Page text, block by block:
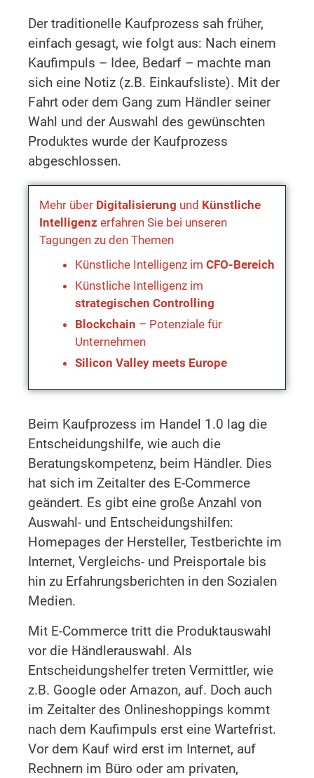
Der traditionelle Kaufprozess sah früher,
einfach gesagt, wie folgt aus: Nach einem
Kaufimpuls – Idee, Bedarf – machte man
sich eine Notiz (z.B. Einkaufsliste). Mit der
Fahrt oder dem Gang zum Händler seiner
Wahl und der Auswahl des gewünschten
Produktes wurde der Kaufprozess
abgeschlossen.
Mehr über Digitalisierung und Künstliche
Intelligenz erfahren Sie bei unseren
Tagungen zu den Themen
Künstliche Intelligenz im CFO-Bereich
Künstliche Intelligenz im
strategischen Controlling
Blockchain – Potenziale für
Unternehmen
Silicon Valley meets Europe
Beim Kaufprozess im Handel 1.0 lag die
Entscheidungshilfe, wie auch die
Beratungskompetenz, beim Händler. Dies
hat sich im Zeitalter des E-Commerce
geändert. Es gibt eine große Anzahl von
Auswahl- und Entscheidungshilfen:
Homepages der Hersteller, Testberichte im
Internet, Vergleichs- und Preisportale bis
hin zu Erfahrungsberichten in den Sozialen
Medien.
Mit E-Commerce tritt die Produktauswahl
vor die Händlerauswahl. Als
Entscheidungshelfer treten Vermittler, wie
z.B. Google oder Amazon, auf. Doch auch
im Zeitalter des Onlineshoppings kommt
nach dem Kaufimpuls erst eine Wartefrist.
Vor dem Kauf wird erst im Internet, auf
Rechnern im Büro oder am privaten,